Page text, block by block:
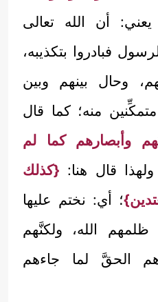
يعني: أن الله تعالى
فبادروا بتكذيبه،
وحال بينهم وبين
متمكِّنين منه؛ كما قال
وأبصارهم كما لم
قال هنا: {كذلك
؛ أي: نختم عليها
ظلمهم الله، ولكنَّهم
الحقَّ لما جاءهم